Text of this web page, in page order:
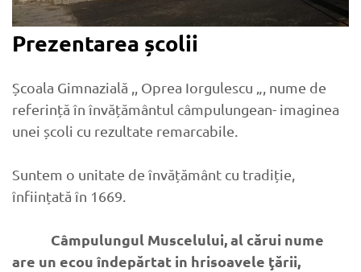
Prezentarea școlii
Școala Gimnazială ,, Oprea Iorgulescu „, nume de
referință în învățământul câmpulungean- imaginea
unei școli cu rezultate remarcabile.
Suntem o unitate de învățământ cu tradiție,
înființată în 1669.
Câmpulungul Muscelului, al cărui nume
are un ecou îndepărtat in hrisoavele ţării,